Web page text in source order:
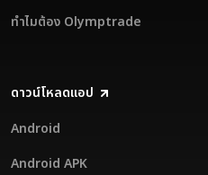
ทำไมต้อง Olymptrade
ดาวน์โหลดแอป
Android
Android APK